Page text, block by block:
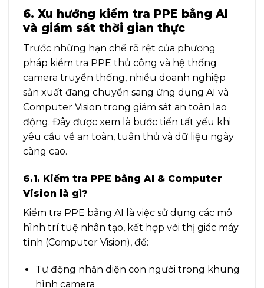
6. Xu hướng kiểm tra PPE bằng AI
và giám sát thời gian thực
Trước những hạn chế rõ rệt của phương
pháp kiểm tra PPE thủ công và hệ thống
camera truyền thống, nhiều doanh nghiệp
sản xuất đang chuyển sang ứng dụng AI và
Computer Vision trong giám sát an toàn lao
động. Đây được xem là bước tiến tất yếu khi
yêu cầu về an toàn, tuân thủ và dữ liệu ngày
càng cao.
6.1. Kiểm tra PPE bằng AI & Computer
Vision là gì?
Kiểm tra PPE bằng AI là việc sử dụng các mô
hình trí tuệ nhân tạo, kết hợp với thị giác máy
tính (Computer Vision), để:
Tự động nhận diện con người trong khung
hình camera